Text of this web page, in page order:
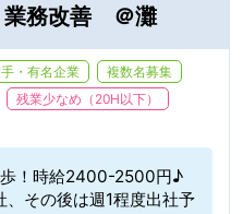
務改善 ＠灘
・有名企業
複数名募集
残業少なめ（20H以下）
歩！時給2400-2500円♪
その後は週1程度出社予